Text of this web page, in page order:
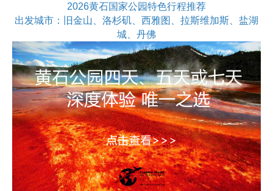
2026黄石国家公园特色行程推荐
出发城市：旧金山、洛杉矶、西雅图、拉斯维加斯、盐湖
城、丹佛